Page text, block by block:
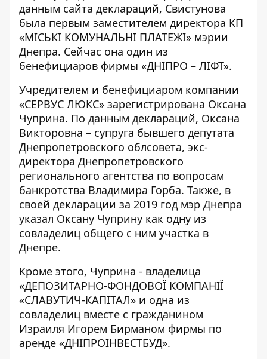
данным сайта деклараций, Свистунова
была первым заместителем директора КП
«МІСЬКІ КОМУНАЛЬНІ ПЛАТЕЖІ» мэрии
Днепра. Сейчас она один из
бенефициаров фирмы «ДНІПРО – ЛІФТ».
Учредителем и бенефициаром компании
«СЕРВУС ЛЮКС» зарегистрирована Оксана
Чуприна. По данным деклараций, Оксана
Викторовна – супруга бывшего депутата
Днепропетровского облсовета, экс-
директора Днепропетровского
регионального агентства по вопросам
банкротства Владимира Горба. Также, в
своей декларации за 2019 год мэр Днепра
указал Оксану Чуприну как одну из
совладелиц общего с ним участка в
Днепре.
Кроме этого, Чуприна - владелица
«ДЕПОЗИТАРНО-ФОНДОВОЇ КОМПАНІЇ
«СЛАВУТИЧ-КАПІТАЛ» и одна из
совладелиц вместе с гражданином
Израиля Игорем Бирманом фирмы по
аренде «ДНІПРОІНВЕСТБУД».